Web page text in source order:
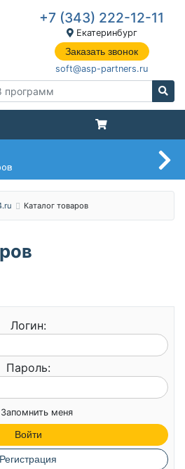
+7 (343) 222-12-11
Екатеринбург
Заказать звонок
soft@asp-partners.ru
Каталог товаров
Логин:
Пароль:
Запомнить меня
Войти
Регистрация